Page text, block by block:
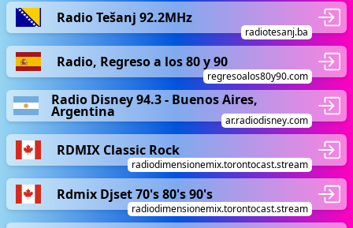
Radio Tešanj 92.2MHz
radiotesanj.ba
Radio, Regreso a los 80 y 90
regresoalos80y90.com
Radio Disney 94.3 - Buenos Aires,
Argentina
ar.radiodisney.com
RDMIX Classic Rock
radiodimensionemix.torontocast.stream
Rdmix Djset 70's 80's 90's
radiodimensionemix.torontocast.stream